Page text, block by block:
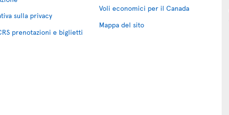
sulla privacy
prenotazioni e biglietti
Voli economici per il Canada
Mappa del sito